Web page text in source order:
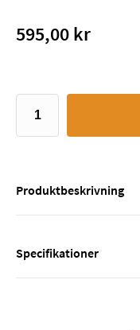
595,00 kr
Produktbeskrivning
Specifikationer